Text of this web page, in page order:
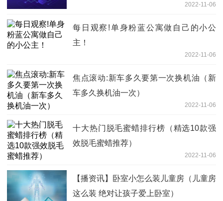
2022-11-06
每日观察!单身粉蓝公寓做自己的小公
主！
2022-11-06
焦点滚动:新车多久要第一次换机油（新
车多久换机油一次）
2022-11-06
十大热门脱毛蜜蜡排行榜（精选10款强
效脱毛蜜蜡推荐）
2022-11-06
【播资讯】卧室小怎么装儿童房（儿童房
这么装 绝对让孩子爱上卧室）